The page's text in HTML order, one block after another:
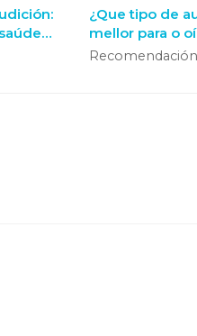
¿Que tipo de
mellor para o